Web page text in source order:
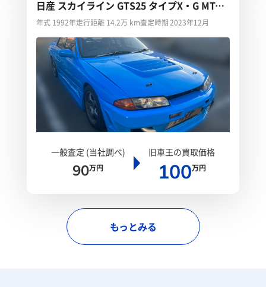
日産 スカイライン GTS25 タイプX・G MT載
せ替え
年式 1992年走行距離 14.2万 km査定時期 2023年12月
一般査定 (当社調べ)
90万円
旧車王の買取価格
100万円
もっとみる